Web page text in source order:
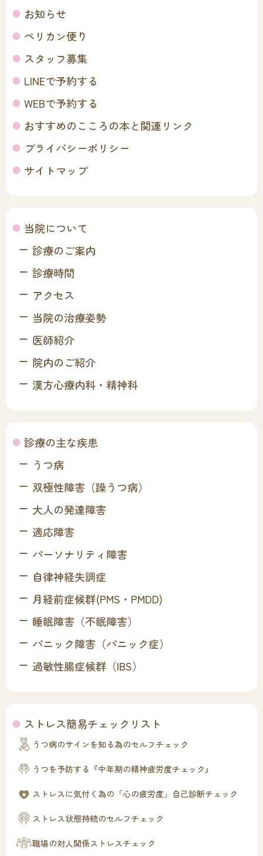
お知らせ
ペリカン便り
スタッフ募集
LINEで予約する
WEBで予約する
おすすめのこころの本と関連リンク
プライバシーポリシー
サイトマップ
当院について
診療のご案内
診療時間
アクセス
当院の治療姿勢
医師紹介
院内のご紹介
漢方心療内科・精神科
診療の主な疾患
うつ病
双極性障害（躁うつ病）
大人の発達障害
適応障害
パーソナリティ障害
自律神経失調症
月経前症候群(PMS・PMDD)
睡眠障害（不眠障害）
パニック障害（パニック症）
過敏性腸症候群（IBS）
ストレス簡易チェックリスト
うつ病のサインを知る為のセルフチェック
うつを予防する『中年期の精神疲労度チェック』
ストレスに気付く為の「心の疲労度」自己診断チェック
ストレス状態持続のセルフチェック
職場の対人関係ストレスチェック